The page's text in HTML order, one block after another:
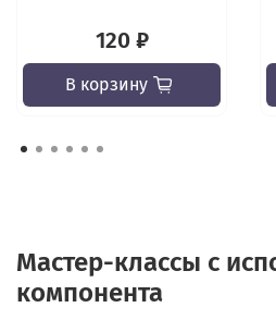
120 ₽
В корзину
Мастер-классы с
компонента